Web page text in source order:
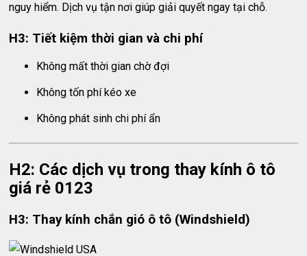
nguy hiểm. Dịch vụ tận nơi giúp giải quyết ngay tại chỗ.
H3: Tiết kiệm thời gian và chi phí
Không mất thời gian chờ đợi
Không tốn phí kéo xe
Không phát sinh chi phí ẩn
H2: Các dịch vụ trong thay kính ô tô
giá rẻ 0123
H3: Thay kính chắn gió ô tô (Windshield)